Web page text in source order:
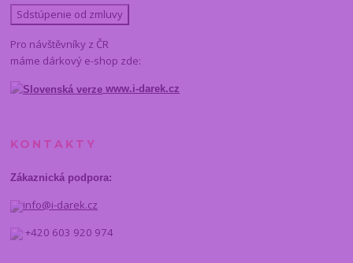
Sdstúpenie od zmluvy
Pro návštěvníky z ČR
máme dárkový e-shop zde:
www.i-darek.cz
KONTAKTY
Zákaznická podpora:
info@i-darek.cz
+420 603 920 974